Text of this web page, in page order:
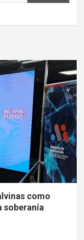
como
soberanía